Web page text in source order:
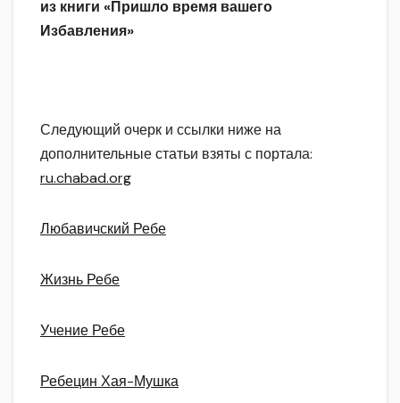
из книги «Пришло время вашего
Избавления»
Следующий очерк и ссылки ниже на
дополнительные статьи взяты с портала:
ru.chabad.org
Любавичский Ребе
Жизнь Ребе
Учение Ребе
Ребецин Хая-Мушка